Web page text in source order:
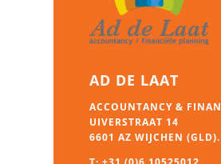
AD DE LAAT
ACCOUNTANCY &
UIVERSTRAAT 14
6601 AZ WIJCHEN (GLD).